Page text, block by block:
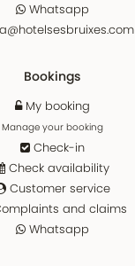
Whatsapp
Bookings
My booking
Manage your booking
Check-in
Check availability
Customer service
and claims
Whatsapp